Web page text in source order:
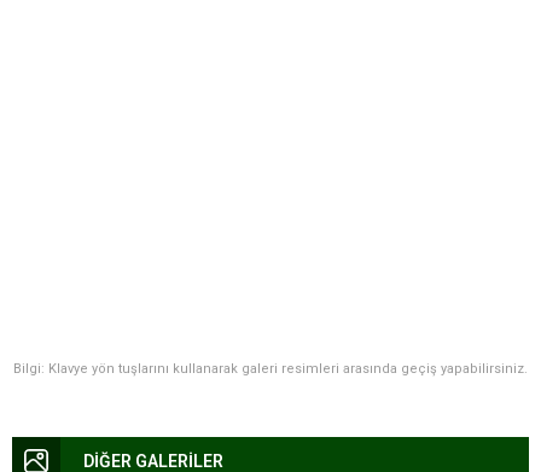
Bilgi: Klavye yön tuşlarını kullanarak galeri resimleri arasında geçiş yapabilirsiniz.
DİĞER GALERİLER